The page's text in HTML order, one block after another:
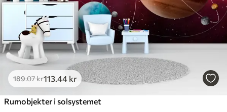
189.07kr113 .44 kr
Rumobjekter i solsystemet